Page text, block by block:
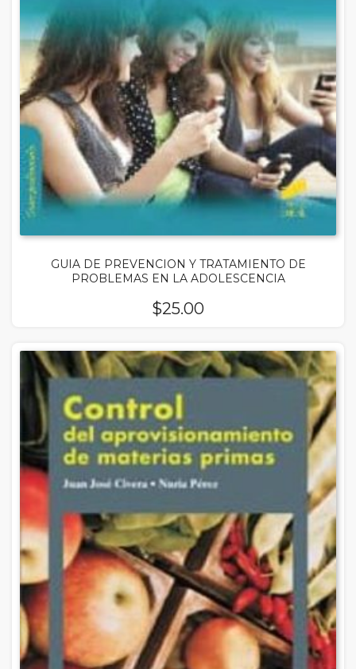
GUIA DE PREVENCION Y TRATAMIENTO DE
PROBLEMAS EN LA ADOLESCENCIA
$25.00